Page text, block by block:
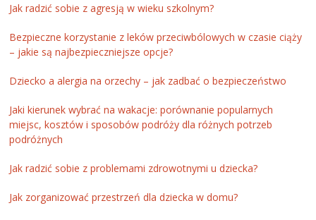
Jak radzić sobie z agresją w wieku szkolnym?
Bezpieczne korzystanie z leków przeciwbólowych w czasie ciąży
– jakie są najbezpieczniejsze opcje?
Dziecko a alergia na orzechy – jak zadbać o bezpieczeństwo
Jaki kierunek wybrać na wakacje: porównanie popularnych
miejsc, kosztów i sposobów podróży dla różnych potrzeb
podróżnych
Jak radzić sobie z problemami zdrowotnymi u dziecka?
Jak zorganizować przestrzeń dla dziecka w domu?